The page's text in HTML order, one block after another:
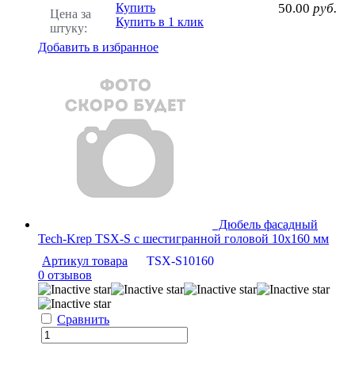
Цена за
штуку:
50.00 руб.
Купить
Купить в 1 клик
Добавить в избранное
Дюбель фасадный
Tech-Krep TSX-S с шестигранной головой 10х160 мм
Артикул товара
TSX-S10160
0 отзывов
Сравнить